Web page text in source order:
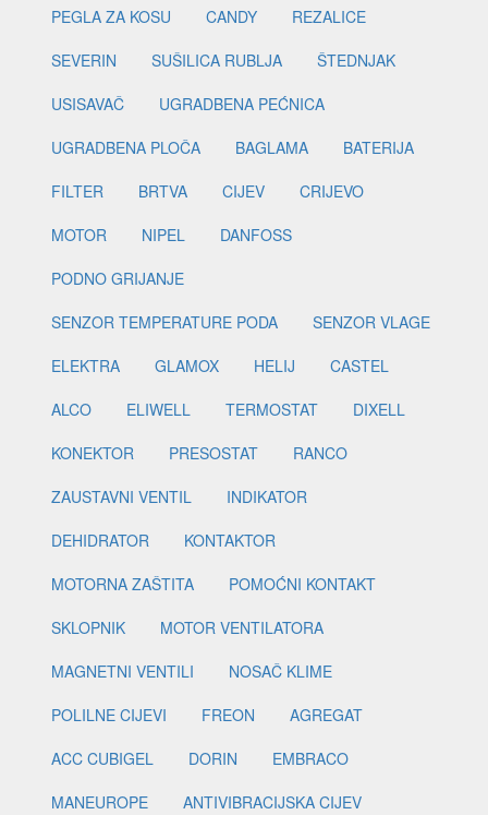
PEGLA ZA KOSU
CANDY
REZALICE
SEVERIN
SUŠILICA RUBLJA
ŠTEDNJAK
USISAVAČ
UGRADBENA PEĆNICA
UGRADBENA PLOČA
BAGLAMA
BATERIJA
FILTER
BRTVA CIJEV
CRIJEVO
MOTOR
NIPEL
DANFOSS
PODNO GRIJANJE
SENZOR TEMPERATURE PODA
SENZOR VLAGE
ELEKTRA
GLAMOX HELIJ
CASTEL
ALCO
ELIWELL TERMOSTAT
DIXELL
KONEKTOR
PRESOSTAT
RANCO
ZAUSTAVNI VENTIL
INDIKATOR
DEHIDRATOR
KONTAKTOR
MOTORNA ZAŠTITA
POMOĆNI KONTAKT
SKLOPNIK
MOTOR VENTILATORA
MAGNETNI VENTILI
NOSAČ KLIME
POLILNE CIJEVI
FREON
AGREGAT
ACC CUBIGEL
DORIN
EMBRACO
MANEUROPE
ANTIVIBRACIJSKA CIJEV